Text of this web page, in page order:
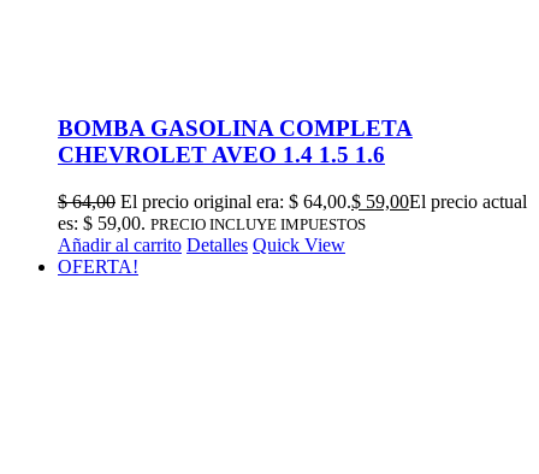
BOMBA GASOLINA COMPLETA
CHEVROLET AVEO 1.4 1.5 1.6
$64,00 El precio original era: $ 64,00.$ 59,00El precio actual
es: $ 59,00. PRECIO INCLUYE IMPUESTOS
Añadir al carrito Detalles Quick View
OFERTA!